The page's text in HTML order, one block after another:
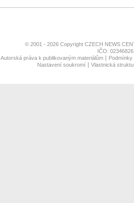
© 2001 - 2026 Copyright CZECH NEWS
IČO:
Autorská práva k publikovaným materiálům
Nastavení soukromí
Vlastnická